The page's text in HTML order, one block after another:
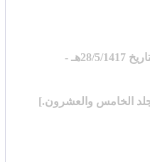
الخامس والعشرون.]